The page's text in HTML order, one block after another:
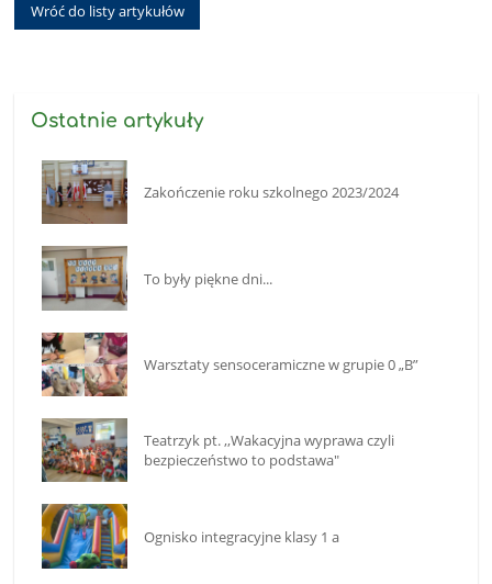
Wróć do listy artykułów
Ostatnie artykuły
Zakończenie roku szkolnego 2023/2024
To były piękne dni...
Warsztaty sensoceramiczne w grupie 0 „B”
Teatrzyk pt. ,,Wakacyjna wyprawa czyli
bezpieczeństwo to podstawa"
Ognisko integracyjne klasy 1 a